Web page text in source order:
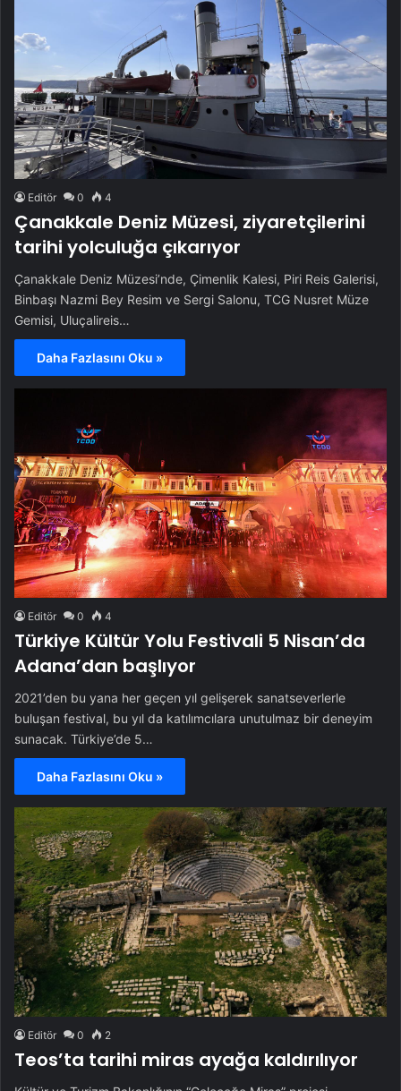
Editör 0 4
Çanakkale Deniz Müzesi, ziyaretçilerini
tarihi yolculuğa çıkarıyor
Çanakkale Deniz Müzesi’nde, Çimenlik Kalesi, Piri Reis Galerisi,
Binbaşı Nazmi Bey Resim ve Sergi Salonu, TCG Nusret Müze
Gemisi, Uluçalireis…
Daha Fazlasını Oku »
Editör 0 4
Türkiye Kültür Yolu Festivali 5 Nisan’da
Adana’dan başlıyor
2021’den bu yana her geçen yıl gelişerek sanatseverlerle
buluşan festival, bu yıl da katılımcılara unutulmaz bir deneyim
sunacak. Türkiye’de 5…
Daha Fazlasını Oku »
Editör 0 2
Teos’ta tarihi miras ayağa kaldırılıyor